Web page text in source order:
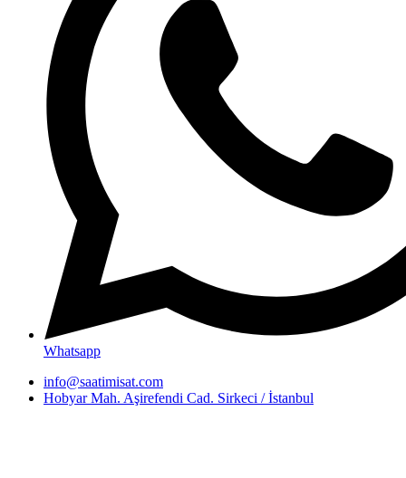
Whatsapp
info@saatimisat.com
Hobyar Mah. Aşirefendi Cad. Sirkeci / İstanbul